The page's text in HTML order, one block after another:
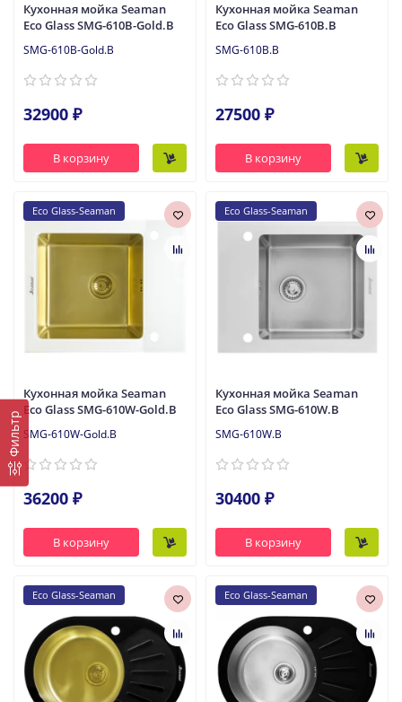
Фильтр
Кухонная мойка Seaman
Eco Glass SMG-610B-Gold.B
SMG-610B-Gold.B
32900 ₽
В корзину
Кухонная мойка Seaman
Eco Glass SMG-610B.B
SMG-610B.B
27500 ₽
В корзину
Eco Glass-Seaman
Кухонная мойка Seaman
Eco Glass SMG-610W-Gold.B
SMG-610W-Gold.B
36200 ₽
В корзину
Eco Glass-Seaman
Кухонная мойка Seaman
Eco Glass SMG-610W.B
SMG-610W.B
30400 ₽
В корзину
Eco Glass-Seaman Eco Glass-Seaman